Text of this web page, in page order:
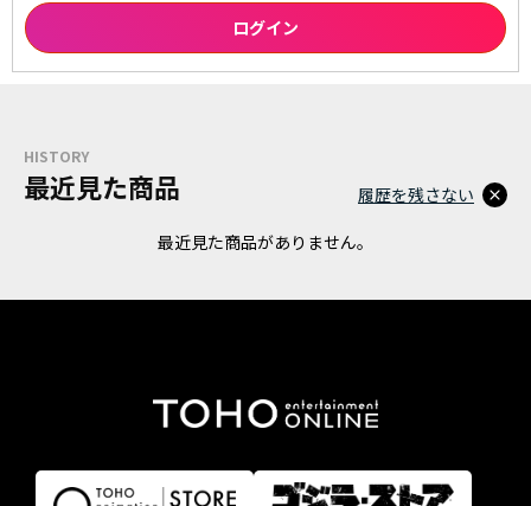
HISTORY
最近見た商品
最近見た商品がありません。
履歴を残さない